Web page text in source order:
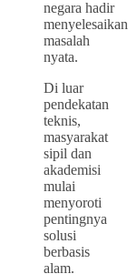
negara hadir
menyelesaikan
masalah
nyata.
Di luar
pendekatan
teknis,
masyarakat
sipil dan
akademisi
mulai
menyoroti
pentingnya
solusi
berbasis
alam.